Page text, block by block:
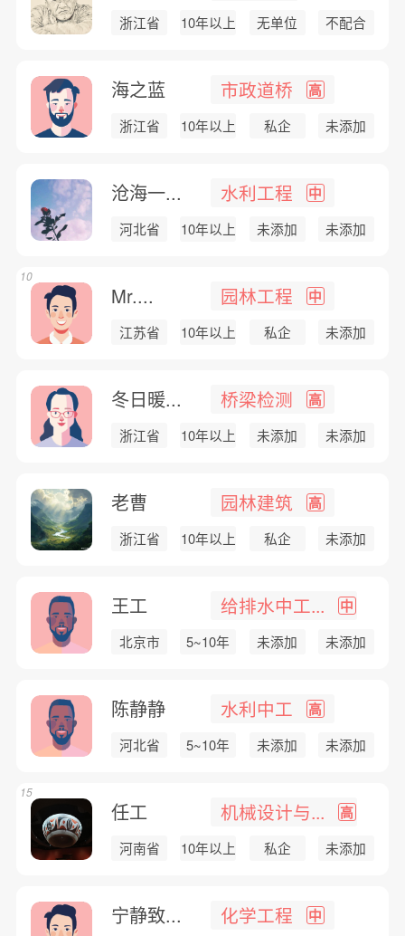
浙江省 10年以上 无单位 不配合
海之蓝 市政道桥 高
浙江省 10年以上 私企 未添加
沧海一... 水利工程 中
河北省 10年以上 未添加 未添加
Mr.... 园林工程 中
江苏省 10年以上 私企 未添加
10
冬日暖... 桥梁检测 高
浙江省 10年以上 未添加 未添加
老曹 园林建筑 高
浙江省 10年以上 私企 未添加
王工 给排水中工... 中
北京市 5~10年 未添加 未添加
陈静静 水利中工 高
河北省 5~10年 未添加 未添加
任工 机械设计与... 高
河南省 10年以上 私企 未添加
15
宁静致... 化学工程 中